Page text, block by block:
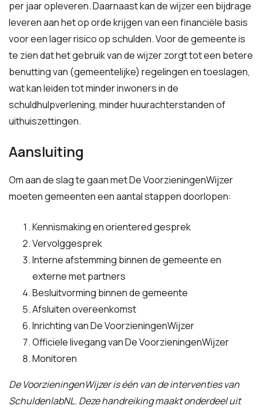
per jaar opleveren. Daarnaast kan de wijzer een bijdrage
leveren aan het op orde krijgen van een financiële basis
voor een lager risico op schulden. Voor de gemeente is
te zien dat het gebruik van de wijzer zorgt tot een betere
benutting van (gemeentelijke) regelingen en toeslagen,
wat kan leiden tot minder inwoners in de
schuldhulpverlening, minder huurachterstanden of
uithuiszettingen.
Aansluiting
Om aan de slag te gaan met De VoorzieningenWijzer
moeten gemeenten een aantal stappen doorlopen:
Kennismaking en orientered gesprek
Vervolggesprek
Interne afstemming binnen de gemeente en
externe met partners
Besluitvorming binnen de gemeente
Afsluiten overeenkomst
Inrichting van De VoorzieningenWijzer
Officiele livegang van De VoorzieningenWijzer
Monitoren
De VoorzieningenWijzer is één van de interventies van
SchuldenlabNL. Deze handreiking maakt onderdeel uit